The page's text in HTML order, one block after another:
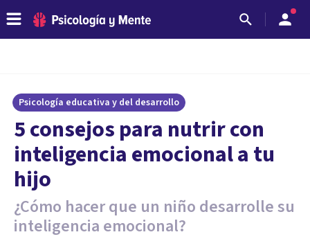
Psicología educativa y del desarrollo
5 consejos para nutrir con
inteligencia emocional a tu
hijo
¿Cómo hacer que un niño desarrolle su
inteligencia emocional?